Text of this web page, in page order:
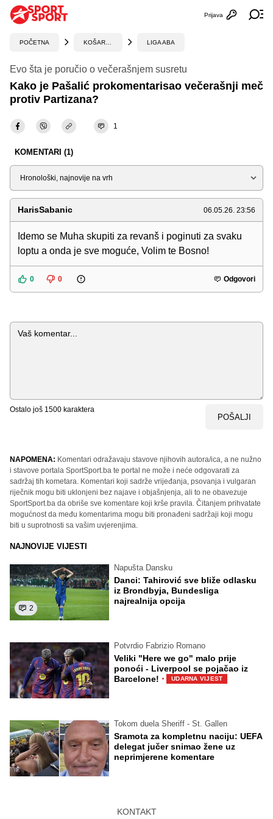
Otvori
Prijava
POČETNA LIGA ABA
Evo šta je poručio o večerašnjem susretu
Kako je Pašalić prokomentarisao večerašnji meč
protiv Partizana?
1
KOMENTARI (1)
Sortiraj
HarisSabanic 06.05.26. 23:56
Idemo se Muha skupiti za revanš i poginuti za svaku
loptu a onda je sve moguće, Volim te Bosno!
0 0 Odgovori
Komentar
Ostalo još 1500 karaktera
POŠALJI
NAPOMENA: Komentari odražavaju stavove njihovih autora/ica, a ne nužno
i stavove portala SportSport.ba te portal ne može i neće odgovarati za
sadržaj tih kometara. Komentari koji sadrže vrijeđanja, psovanja i vulgaran
riječnik mogu biti uklonjeni bez najave i objašnjenja, ali to ne obavezuje
SportSport.ba da obriše sve komentare koji krše pravila. Čitanjem prihvatate
mogućnost da među komentarima mogu biti pronađeni sadržaji koji mogu
biti u suprotnosti sa vašim uvjerenjima.
NAJNOVIJE VIJESTI
2
Napušta Dansku
Danci: Tahirović sve bliže odlasku
iz Brondbyja, Bundesliga
najrealnija opcija
Potvrdio Fabrizio Romano
Veliki "Here we go" malo prije
ponoći - Liverpool se pojačao iz
Barcelone! · UDARNA VIJEST
Tokom duela Sheriff - St. Gallen
Sramota za kompletnu naciju: UEFA
delegat jučer snimao žene uz
neprimjerene komentare
KONTAKT